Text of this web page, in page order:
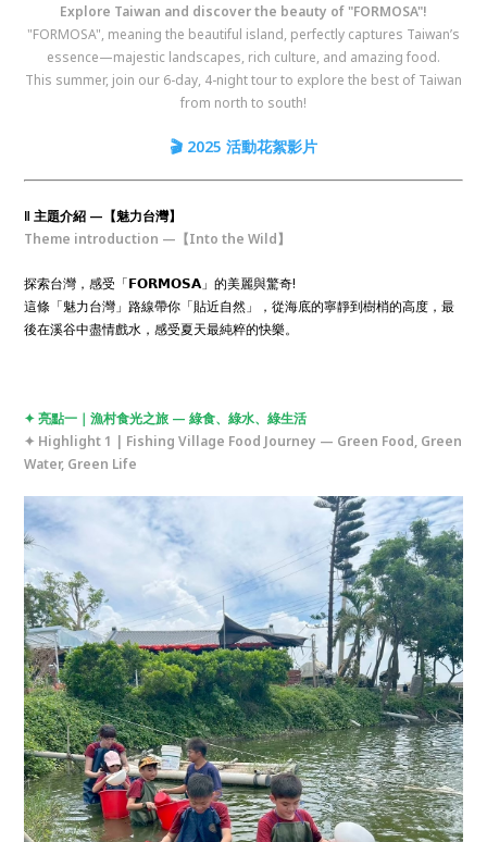
Explore Taiwan and discover the beauty of "FORMOSA"!
"FORMOSA", meaning the beautiful island, perfectly captures Taiwan’s
essence—majestic landscapes, rich culture, and amazing food.
This summer, join our 6-day, 4-night tour to explore the best of Taiwan
from north to south!
🎬 2025 活動花絮影片
‖ 主題介紹 —【魅力台灣】
Theme introduction —【Into the Wild】
探索台灣，感受「𝗙𝗢𝗥𝗠𝗢𝗦𝗔」的美麗與驚奇!
這條「魅力台灣」路線帶你「貼近自然」，從海底的寧靜到樹梢的高度，最
後在溪谷中盡情戲水，感受夏天最純粹的快樂。
✦ 亮點一｜漁村食光之旅 — 綠食、綠水、綠生活
✦ Highlight 1 | Fishing Village Food Journey — Green Food, Green
Water, Green Life